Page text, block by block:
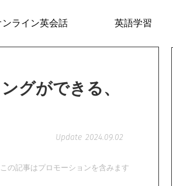
ンライン英会話 英語学習
グができる、
2024.09.02
この記事はプロモーションを含みます